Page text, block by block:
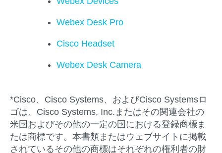
Webex Desk Pro
Cisco Headset
Webex Desk Camera
*Cisco、Cisco Systems、およびCisco Systemsロ
ゴは、Cisco Systems, Inc.またはその関連会社の
米国およびその他の一定の国における登録商標ま
たは商標です。本書類またはウェブサイトに掲載
されているその他の商標はそれぞれの権利者の財